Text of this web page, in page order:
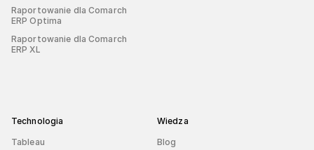
Raportowanie dla Comarch
ERP Optima
Raportowanie dla Comarch
ERP XL
Technologia
Tableau
Wiedza
Blog